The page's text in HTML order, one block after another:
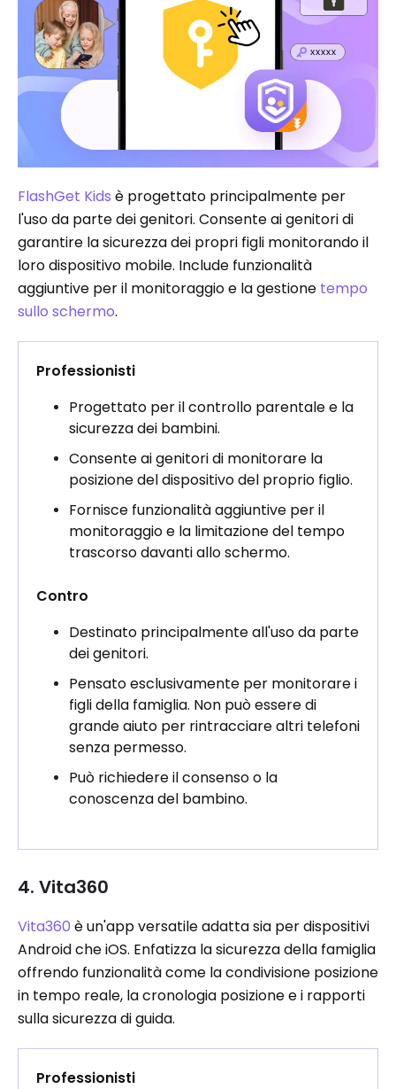
FlashGet Kids è progettato principalmente per
l'uso da parte dei genitori. Consente ai genitori di
garantire la sicurezza dei propri figli monitorando il
loro dispositivo mobile. Include funzionalità
aggiuntive per il monitoraggio e la gestione tempo
sullo schermo.
Professionisti
Progettato per il controllo parentale e la
sicurezza dei bambini.
Consente ai genitori di monitorare la
posizione del dispositivo del proprio figlio.
Fornisce funzionalità aggiuntive per il
monitoraggio e la limitazione del tempo
trascorso davanti allo schermo.
Contro
Destinato principalmente all'uso da parte
dei genitori.
Pensato esclusivamente per monitorare i
figli della famiglia. Non può essere di
grande aiuto per rintracciare altri telefoni
senza permesso.
Può richiedere il consenso o la
conoscenza del bambino.
4. Vita360
Vita360 è un'app versatile adatta sia per dispositivi
Android che iOS. Enfatizza la sicurezza della famiglia
offrendo funzionalità come la condivisione posizione
in tempo reale, la cronologia posizione e i rapporti
sulla sicurezza di guida.
Professionisti